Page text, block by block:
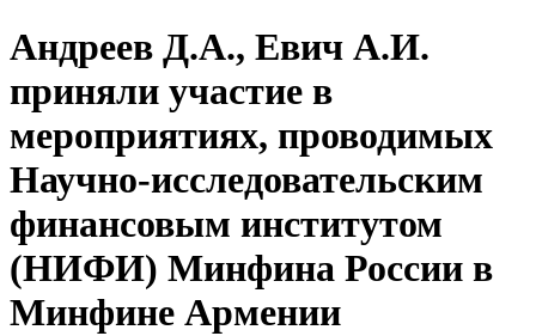
Андреев Д.А., Евич А.И.
приняли участие в
мероприятиях, проводимых
Научно-исследовательским
финансовым институтом
(НИФИ) Минфина России в
Минфине Армении